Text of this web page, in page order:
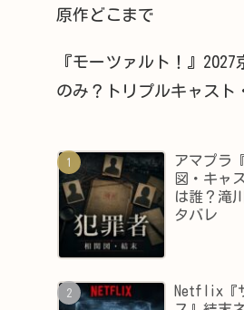
原作どこまで
『モーツァルト！』
のみ？トリプルキャスト
アマプラ
図・キャ
は誰？滝
タバレ
Netflix『